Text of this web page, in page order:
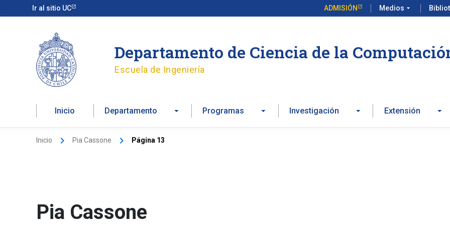
Ir al sitio UC ADMISIÓN Medios arrow_drop_down
al
Departamento de Ciencia de la
Escuela de Ingeniería
Inicio Departamento Programas Investigación Extensión
Inicio Pia Cassone Página 13
Pia Cassone